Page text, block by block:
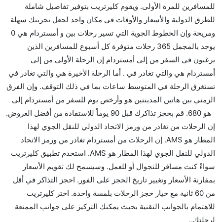
نعم. توفر كل من أسرع رحلات الطيران على هذا الطريق،
هل توفر شركات الطيران مساحة إضافية للنوم؟
كثير من خطوط طيران درجة رجال الأعمال توفر مساحة
إضافية للنوم.
هل يمكنني حمل طعامي الخاص؟
نعم، يمكنك حمل طعامك الخاص، و لكن يجب أن يكون معبئا
بشكل جيد.
هل سيقدم لي الكحول على متن رحلة من إلى أمستردام؟
لا تقدم شركة الطيران الكحول على متن رحلة داخلية. يتم
تقديم الكحول على متن الرحلات الدولية فقط.
ما متوسط أسعار رحلة الدرجة الاقتصادية من إلى
أمستردام؟
تتراوح أسعار رحلة الدرجة الاقتصادية من AED 680 إلى
هل اختيار إنجاز إجراءات السفر عبر الإنترنت متاح في رحلة
للمسافرين للمرة الأولى. ويقوم كليرتريب بتوفير تفاصيل شاملة
للطرق الدولية والأسعار والأوقات في مكان واحد لجعل تجربتك سهلة
ومريحة وإن الخطوط الجوية التي تسير رحلات بين و أمستردام هي 0
يوجد بالمجمل 365 رحلات متوفرة كل أسبوع للمسافرين الذين
يرغبون في السفر من إلى أمستردام إن الرحلة الأولى من إلى
أمستردام هي والتي تغادر في . أما الرحلة الأخيرة هي والتي تغادر في
تستغرق الرحلة في المتوسط ساعات بما في ذلك التوقف. وإن الفرق
الزمني بين هاتين المدينتين هو وأرخص يوم للسفر من أمستردام إلى
هو 680. قم بحجز تذاكرك قبل 90 يوماً للاستفادة من أفضل العروض.
إن الرحلات من تغادر من ورمز الاتحاد الدولي للنقل الجوي لهذا
المطار هو AMS. إن الرحلات من أمستردام تغادر من ورمز الاتحاد
الدولي للنقل الجوي لهذا المطار هو AMS. استخدم تطبيق كليرتريب
سواءً كنت مسافر للتجوال أو للعمل. وسيسمح لك تقويم الأسعار
بمقارنة الأسعار وتغيير تاريخ الحجز على الفور. احجز التذاكر في أقل
من 60 ثانية مع خيار حجز الرحلات بلمسة واحدة. اختر كليرتريب
للاهتمام بالجوانب التقنية بحيث يمكنك التركيز على جوانب الممتعة
لرحلتك..